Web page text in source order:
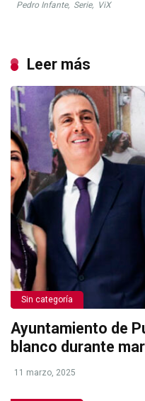
Pedro Infante, Serie, ViX
Leer más
Sin categoría
Ayuntamiento de
blanco durante
11 marzo, 2025